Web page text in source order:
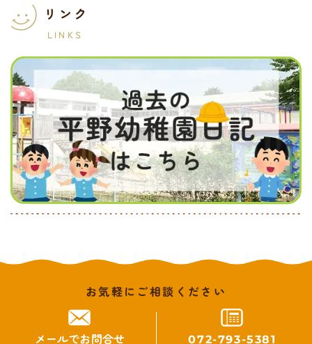
リンク
LINKS
お気軽にご相談ください
メールでお問合せ 072-793-5381